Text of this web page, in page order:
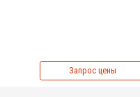
Запрос цены